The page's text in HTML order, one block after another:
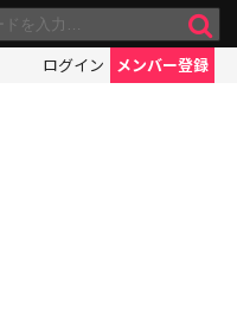
ログイン メンバー登録